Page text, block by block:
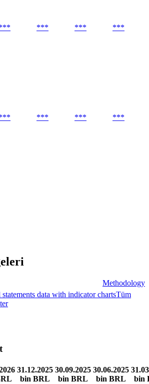
*** *** ***
*** *** ***
Methodology
data with indicator chartsTüm
31.12.2025
bin BRL
30.09.2025
bin BRL
30.06.2025
bin BRL
bin